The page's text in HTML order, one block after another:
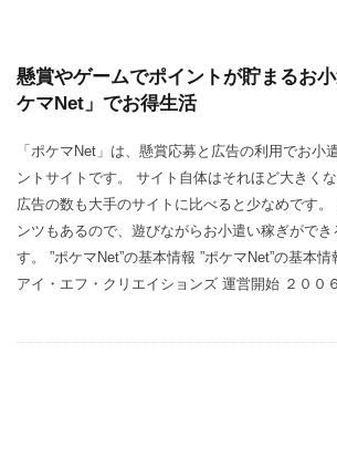
懸賞やゲームでポイントが貯まるお
ケマNet」でお得生活
「ポケマNet」は、懸賞応募と広告の利用でお小
ントサイトです。 サイト自体はそれほど大きく
広告の数も大手のサイトに比べると少なめです
ンツもあるので、遊びながらお小遣い稼ぎがで
す。 ”ポケマNet”の基本情報 ”ポケマNet”の基本
アイ・エフ・クリエイションズ 運営開始 ２０